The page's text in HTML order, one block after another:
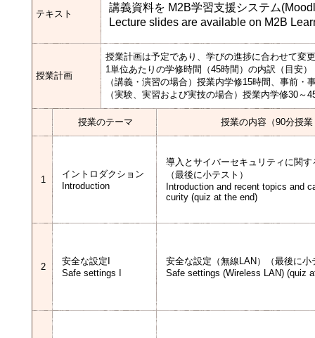
テキスト
講義資料を M2B学習支援システム
Lecture slides are available on M2B
授業計画
授業計画は予定であり、学びの進捗に合わせて変
1単位あたりの学修時間（45時間）の内訳（目安）
（講義・演習の場合）授業内学修15時間、事前・
（実験、実習および実技の場合）授業内学修30～
授業のテーマ 授業の内容（90分授
1
イントロダクション
Introduction
導入とサイバーセキュリティに関
（最後に小テスト）
Introduction and recent topics and
curity (quiz at the end)
2
安全な設定I
Safe settings I
安全な設定（無線LAN）（最後に小
Safe settings (Wireless LAN) (quiz